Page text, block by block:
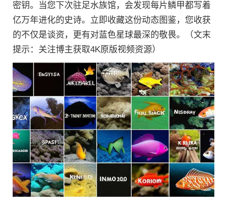
密钥。当您下次驻足水族馆，会发现每片鳞甲都写着
亿万年进化的史诗。立即收藏这份动态图鉴，您收获
的不仅是谈资，更有对蓝色星球最深的敬畏。（文末
提示：关注博主获取4K原版视频资源）